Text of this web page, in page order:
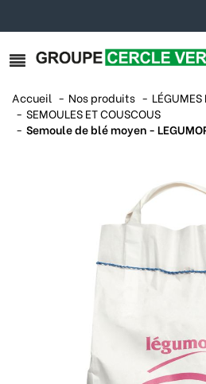
Accueil Nos produits
LÉGUMES
SEMOULES ET COUSCOUS
Semoule de blé moyen -